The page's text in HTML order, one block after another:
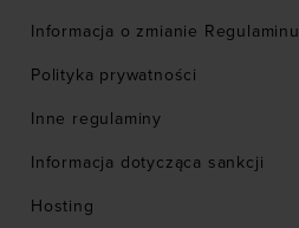
Informacja o zmianie Regulaminu
Polityka prywatności
Inne regulaminy
Informacja dotycząca sankcji
Hosting